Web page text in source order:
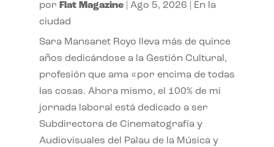
por Flat Magazine| Ago 5, 2026
En la
ciudad
Sara Mansanet Royo lleva más de quince
años dedicándose a la Gestión Cultural,
profesión que ama «por encima de todas
las cosas. Ahora mismo, el 100% de mi
jornada laboral está dedicado a ser
Subdirectora de Cinematografía y
Audiovisuales del Palau de la Música y